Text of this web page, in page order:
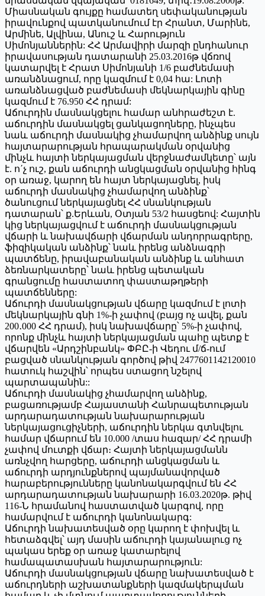
Միասնական գույքը համատեղ սեփականության
իրավունքով պատկանումում էր Հրանտ, Մարինե,
Արմինե, Ալվինա, Անուշ և Հարություն
Սիմոնյաններին: ՀՀ Արմավիրի մարզի ընդհանուր
իրավասության դատարանի 25.03.2016թ վճռով
կատարվել է Հրատ Սիմոնյանի 1/6 բաժնեմասի
առանձնացում, որը կազմում է 0,04 հա: Լոտի
առանձնացված բաժնեմասի մեկնարկային գինը
կազմում է 76.950 ՀՀ դրամ:
Աճուրդին մասնակցելու համար անհրաժեշտ է.
աճուրդին մասնակցել ցանկացողները, ինչպես
նաև աճուրդի մասնակից չհամարվող անձինք սույն
հայտարարության հրապարակման օրվանից
մինչև հայտի ներկայացման վերջնաժամկետը՝ այն
է. ո΄չ ուշ, քան աճուրդի անցկացման օրվանից հինգ
օր առաջ, կարող են հայտ ներկայացնել, իսկ
աճուրդի մասնակից չհամարվող անձինք՝
ծանուցում ներկայացնել ՀՀ սնանկության
դատարան՝ ք.Երևան, Օտյան 53/2 հասցեով: Հայտին
կից ներկայացվում է աճուրդի մասնակցության
վճարի և նախավճարի վճարման անդորրագրերը,
ֆիզիկական անձինք՝ նաև իրենց անձնագրի
պատճենը, իրավաբանական անձինք և անհատ
ձեռնարկատերը՝ նաև իրենց պետական
գրանցումը հաստատող փաստաթղթերի
պատճենները:
Աճուրդի մասնակցության վճարը կազմում է լոտի
մեկնարկային գնի 1%-ի չափով (բայց ոչ ավել, քան
200․000 ՀՀ դրամ), իսկ նախավճարը՝ 5%-ի չափով,
որոնք մինչև հայտի ներկայացման պահը պետք է
վճարվեն «Արդշինբանկ» ՓԲԸ-ի Վեդու մ/ճ-ում
բացված սնանկության գործով թիվ 2477601142120010
հատուկ հաշվին՝ որպես ստացող նշելով
պարտապանին::
Աճուրդի մասնակից չհամարվող անձինք,
բացառությամբ Հայաստանի Հանրապետության
արդարադատության նախարարության
ներկայացուցիչների, աճուրդին ներկա գտնվելու
համար վճարում են 10.000 /տաս հազար/ ՀՀ դրամի
չափով մուտքի վճար։ Հայտի ներկայացմանն
առնչվող հարցերը, աճուրդի անցկացման և
աճուրդի արդյունքներով պայմանավորված
հարաբերությունները կանոնակարգվում են ՀՀ
արդարադատության նախարարի 16.03.2020թ. թիվ
116-Ն հրամանով հաստատված կարգով, որը
համարվում է աճուրդի կանոնակարգ:
Աճուրդի նախատեսված օրը կարող է փոխվել և
հետաձգվել՝ այդ մասին աճուրդի կայանալուց ոչ
պակաս երեք օր առաջ կատարելով
համապատասխան հայտարարություն:
Աճուրդի մասնակցության վճարը նախատեսված է
աճուրդների աշխատանքների կազմակերպման